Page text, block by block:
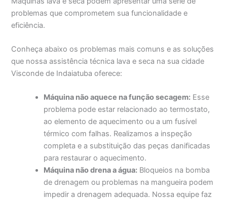
problemas que comprometem sua funcionalidade e
eficiência.
Conheça abaixo os problemas mais comuns e as soluções
que nossa assistência técnica lava e seca na sua cidade
Visconde de Indaiatuba oferece:
Máquina não aquece na função secagem: Esse
problema pode estar relacionado ao termostato,
ao elemento de aquecimento ou a um fusível
térmico com falhas. Realizamos a inspeção
completa e a substituição das peças danificadas
para restaurar o aquecimento.
Máquina não drena a água: Bloqueios na bomba
de drenagem ou problemas na mangueira podem
impedir a drenagem adequada. Nossa equipe faz